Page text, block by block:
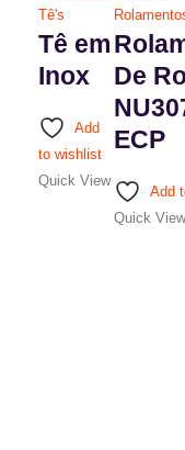
Tê's
Tê em
Inox
Add
to wishlist
Quick View
De
ECP
Add
Quick View